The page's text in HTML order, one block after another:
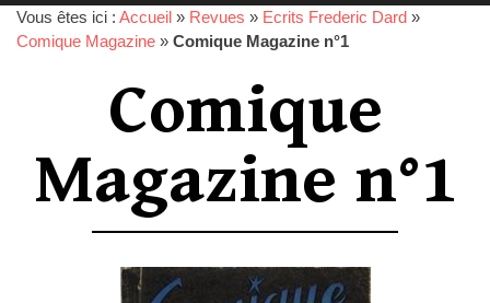
Vous êtes ici : Accueil » Revues » Ecrits Frederic Dard »
Comique Magazine » Comique Magazine n°1
Comique
Magazine n°1